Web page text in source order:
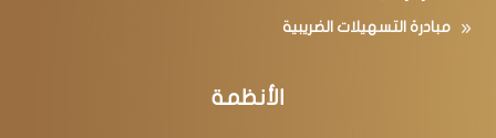
مبادرة التسهيلات الضريبية
الأنظمة